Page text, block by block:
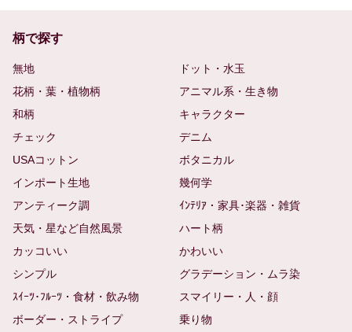
柄で探す
無地
ドット・水玉
花柄・葉・植物柄
アニマル系・生き物
和柄
キャラクター
チェック
デニム
USAコットン
ボタニカル
インポート生地
幾何学
アンティーク調
ｲﾝﾃﾘｱ・家具･楽器・雑貨
天気・星など自然風景
ハート柄
カッコいい
かわいい
シンプル
グラデーション・ムラ染
ｽｲｰﾂ･ﾌﾙｰﾂ・食材・飲み物
スマイリー・人・顔
ボーダー・ストライプ
乗り物